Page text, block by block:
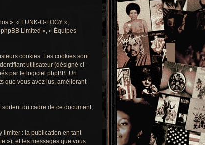
», « FUNK-O-LOGY »,
Limited », « Équipes
cookies. Les cookies sont
utilisateur (désigné ci-
par le logiciel phpBB. Un
que vous avez lus, améliorant
du cadre de ce document,
limiter : la publication en tant
»), et les messages que vous